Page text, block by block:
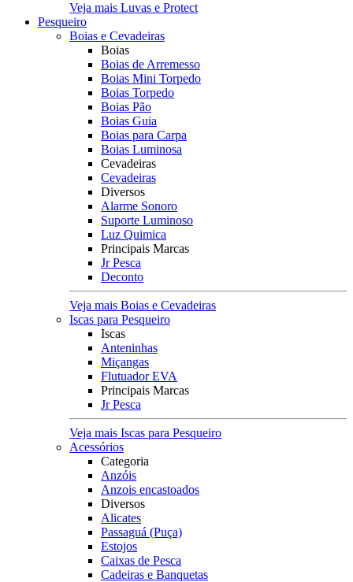
Veja mais Luvas e Protect
Pesqueiro
Boias e Cevadeiras
Boias
Boias de Arremesso
Boias Mini Torpedo
Boias Torpedo
Boias Pão
Boias Guia
Boias para Carpa
Boias Luminosa
Cevadeiras
Cevadeiras
Diversos
Alarme Sonoro
Suporte Luminoso
Luz Quimica
Principais Marcas
Jr Pesca
Deconto
Veja mais Boias e Cevadeiras
Iscas para Pesqueiro
Iscas
Anteninhas
Miçangas
Flutuador EVA
Principais Marcas
Jr Pesca
Veja mais Iscas para Pesqueiro
Acessórios
Categoria
Anzóis
Anzois encastoados
Diversos
Alicates
Passaguá (Puça)
Estojos
Caixas de Pesca
Cadeiras e Banquetas